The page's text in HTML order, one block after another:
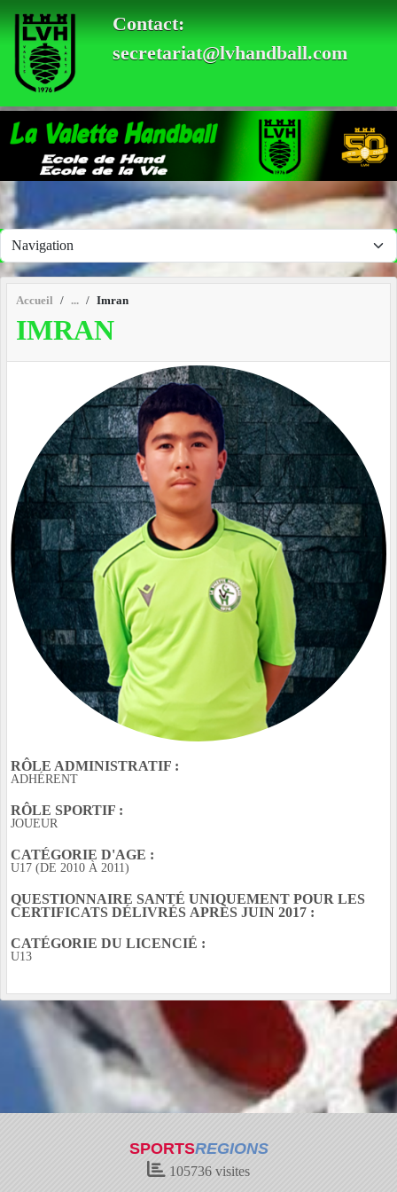
Contact:
secretariat@lvhandball.com
Accueil Imran
IMRAN
RÔLE ADMINISTRATIF :
ADHÉRENT
RÔLE SPORTIF :
JOUEUR
CATÉGORIE D'AGE :
U17 (DE 2010 À 2011)
QUESTIONNAIRE SANTÉ UNIQUEMENT POUR LES
CERTIFICATS DÉLIVRÉS APRÈS JUIN 2017 :
CATÉGORIE DU LICENCIÉ :
U13
SPORTSREGIONS
105736 visites
Panneau de gestion des cookies